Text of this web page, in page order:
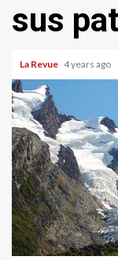
sus
La Revue 4 years ago